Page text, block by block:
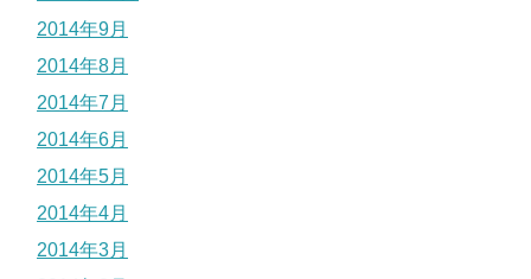
2014年9月
2014年8月
2014年7月
2014年6月
2014年5月
2014年4月
2014年3月